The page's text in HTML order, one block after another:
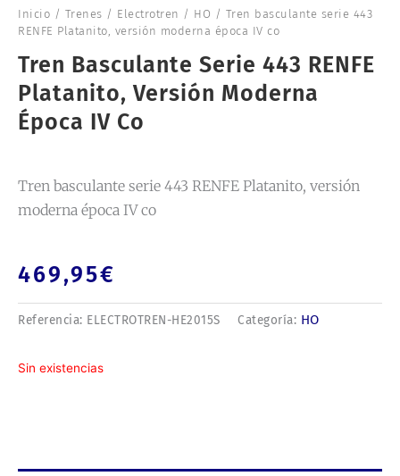
Inicio / Trenes / Electrotren / HO / Tren basculante serie 443
RENFE Platanito, versión moderna época IV co
Tren Basculante Serie 443 RENFE
Platanito, Versión Moderna
Época IV Co
Tren basculante serie 443 RENFE Platanito, versión
moderna época IV co
469,95€
Referencia: ELECTROTREN-HE2015S Categoría: HO
Sin existencias